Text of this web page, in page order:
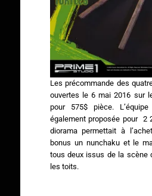
Les précommande des
ouvertes le 6 mai 2016 sur
pour 575$ pièce.
également proposée pour 2
diorama permettait à
bonus un nunchaku et le
tous deux issus de la scène
les toits.